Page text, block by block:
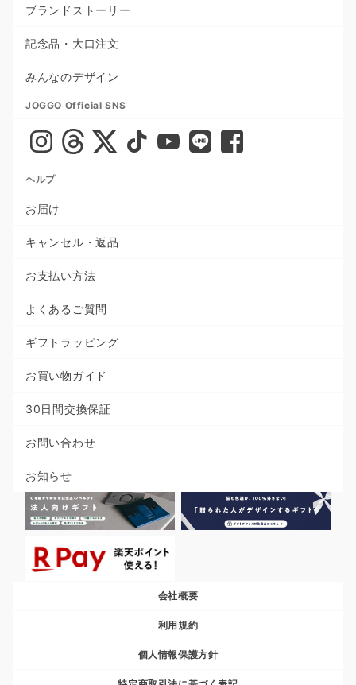
ブランドストーリー
記念品・大口注文
みんなのデザイン
JOGGO Official SNS
ヘルプ
お届け
キャンセル・返品
お支払い方法
よくあるご質問
ギフトラッピング
お買い物ガイド
30日間交換保証
お問い合わせ
お知らせ
会社概要
利用規約
個人情報保護方針